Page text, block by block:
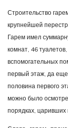
Строительство
крупнейшей
Гарем имел
комнат, 46
вспомогательных
первый этаж, да еще
половина первого
можно было
порядках, царивших